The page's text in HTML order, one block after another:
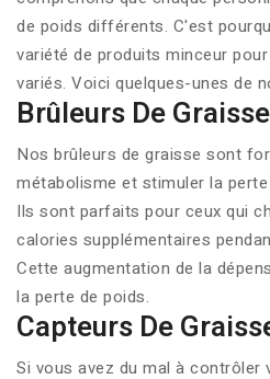
de poids différents. C'est
variété de produits minceur
variés. Voici quelques-unes de
Brûleurs De
Nos brûleurs de graisse sont
métabolisme et stimuler la
Ils sont parfaits pour ceux qui
calories supplémentaires
Cette augmentation de la
la perte de poids.
Capteurs De
Si vous avez du mal à contrôler